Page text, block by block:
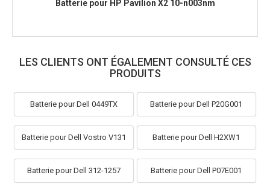
Batterie pour HP Pavilion X2 10-n003nm
LES CLIENTS ONT ÉGALEMENT CONSULTÉ CES
PRODUITS
Batterie pour Dell 0449TX Batterie pour Dell P20G001
Batterie pour Dell Vostro V131 Batterie pour Dell H2XW1
Batterie pour Dell 312-1257 Batterie pour Dell P07E001